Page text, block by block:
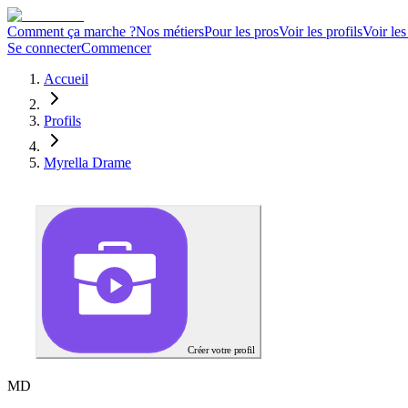
Comment ça marche ?Nos métiersPour les prosVoir les profilsVoir
Se connecterCommencer
Accueil
Profils
Myrella Drame
Créer votre profil
MD